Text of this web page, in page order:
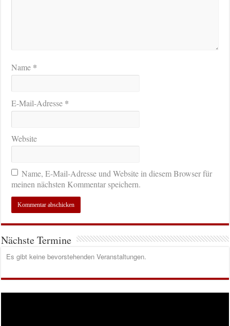
Name *
E-Mail-Adresse *
Website
Name, E-Mail-Adresse und Website in diesem Browser für
meinen nächsten Kommentar speichern.
Nächste Termine
Es gibt keine bevorstehenden Veranstaltungen.